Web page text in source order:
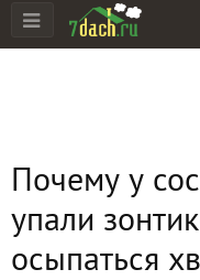
Почему у
упали
осыпаться